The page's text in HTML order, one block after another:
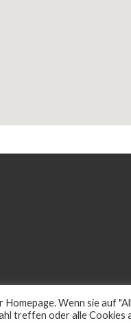
fürWenn sie auf
treffen oder alle Cookies